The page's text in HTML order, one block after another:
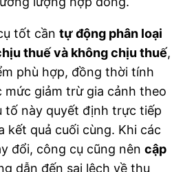
tốt cần tự động phân loại
thuế và không chịu thuế,
phù hợp, đồng thời tính
giảm trừ gia cảnh theo
tố này quyết định trực tiếp
kết quả cuối cùng. Khi các
đổi, công cụ cũng nên cập
dẫn đến sai lệch về thu